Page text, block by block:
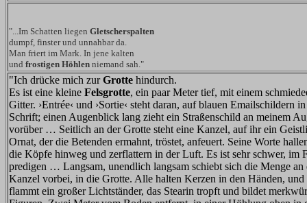
"...Im Schatten liegen Gletscherspalten
dumpf, finster und unnahbar da.
Man friert im Mark. In jene kalten
und frostigen Höhlen niemand sah."
"Ich drücke mich zurGrotte hindurch.
Es ist eine kleine Felsgrotte, ein paar Meter tief, mit einem
Gitter. ›Entrée‹ und ›Sortie‹ steht daran, auf blauen Emailschildern
Schrift; einen Augenblick lang zieht ein Straßenschild an meinem
vorüber … Seitlich an der Grotte steht eine Kanzel, auf ihr ein
Ornat, der die Betenden ermahnt, tröstet, anfeuert. Seine Worte
die Köpfe hinweg und zerflattern in der Luft. Es ist sehr schwer, im
predigen … Langsam, unendlich langsam schiebt sich die Menge an
Kanzel vorbei, in die Grotte. Alle halten Kerzen in den Händen, und
flammt ein großer Lichtständer, das Stearin tropft und bildet